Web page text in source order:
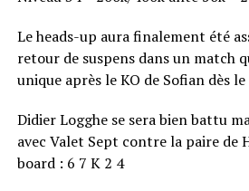
Le heads-up aura finalement été
retour de suspens dans un match
unique après le KO de Sofian dès
Didier Logghe se sera bien battu
avec Valet Sept contre la paire de
board : 6 7 K 2 4